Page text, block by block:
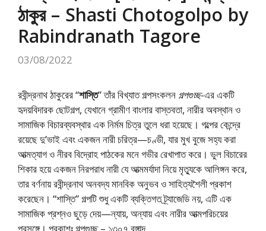
ঠাকুর – Shasti Chotogolpo by
Rabindranath Tagore
03/08/2022
রবীন্দ্রনাথ ঠাকুরের “শাস্তি” তাঁর বিখ্যাত গল্পসংকলন গল্পগুচ্ছ-এর একটি
হৃদয়বিদারক ছোটগল্প, যেখানে গ্রামীণ বাংলার বাস্তবতা, নারীর অবস্থান ও
সামাজিক বিচারব্যবস্থার এক নির্মম চিত্র তুলে ধরা হয়েছে। গল্পের কেন্দ্রে
রয়েছে দু’ভাই এবং একজন নারী চরিত্র—চণ্ডী, যার মুখ বুজে সহ্য করা
আত্মত্যাগ ও নীরব বিদ্রোহ পাঠকের মনে গভীর রেখাপাত করে। ভুল বিচারের
শিকার হয়ে একজন নিরপরাধ নারী যে আত্মমর্যাদা নিয়ে মৃত্যুকে আলিঙ্গন করে,
তার বর্ণনায় রবীন্দ্রনাথ অনবদ্য মানবিক অনুভব ও সাহিত্যশৈলী প্রকাশ
করেছেন। “শাস্তি” গল্পটি শুধু একটি ব্যক্তিগত ট্র্যাজেডি নয়, এটি এক
সামাজিক প্রশ্নও ছুড়ে দেয়—ন্যায়, অন্যায় এবং নারীর আত্মপরিচয়ের
প্রসঙ্গে। প্রকাশঃ গল্পগুচ্ছ – ১৩০৭ বঙ্গাব্দ